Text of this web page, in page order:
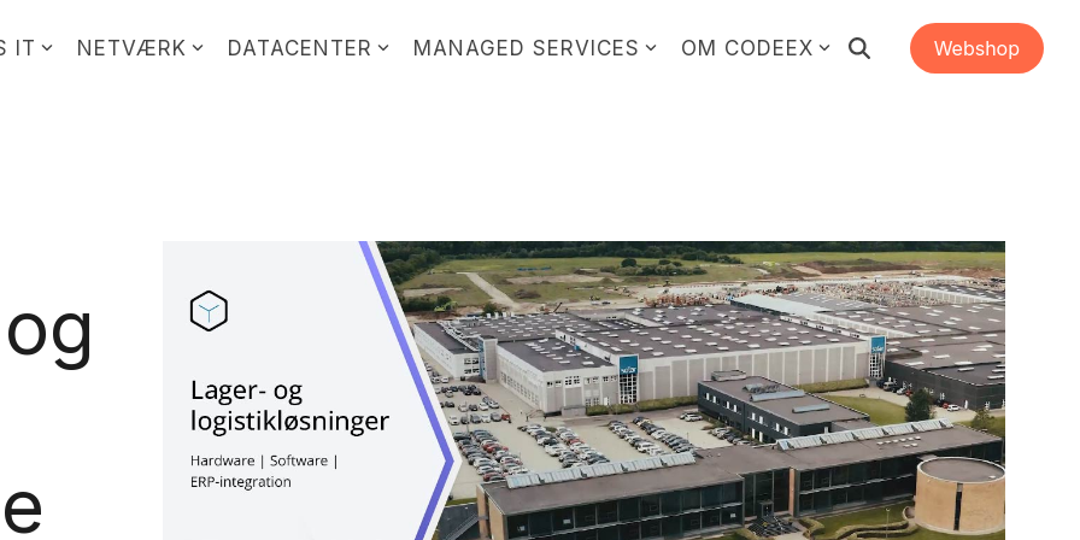
IT NETVÆRK DATACENTER MANAGED SERVICES OM CODEEX